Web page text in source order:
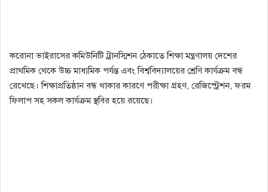
করোনা ভাইরাসের কমিউনিটি ট্রানস্মিশন ঠেকাতে শিক্ষা মন্ত্রণালয় দেশের
প্রাথমিক থেকে উচ্চ মাধ্যমিক পর্যন্ত এবং বিশ্ববিদ্যালয়ের শ্রেণি কার্যক্রম বন্ধ
রেখেছে। শিক্ষাপ্রতিষ্ঠান বন্ধ থাকার কারণে পরীক্ষা গ্রহণ, রেজিস্ট্রেশন, ফরম
ফিলাপ সহ সকল কার্যক্রম স্থবির হয়ে রয়েছে।